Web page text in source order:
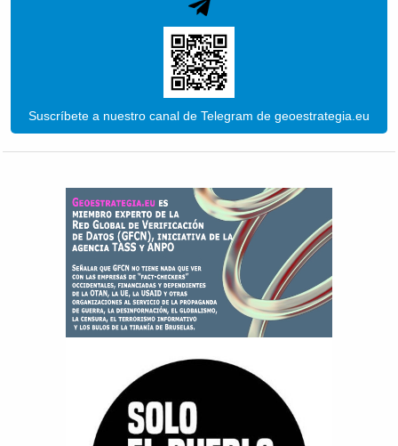
Suscríbete a nuestro canal de Telegram de geoestrategia.eu